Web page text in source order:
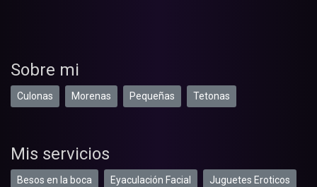
Sobre mi
Culonas Morenas Pequeñas Tetonas
Mis servicios
Besos en la boca Eyaculación Facial Juguetes Eroticos